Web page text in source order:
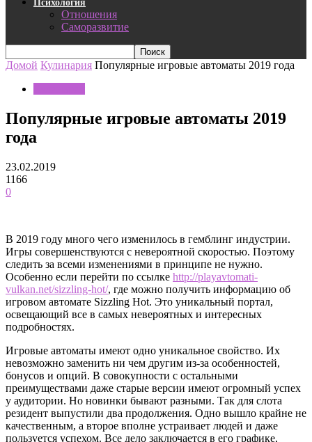
Психология
Отношения
Саморазвитие
Домой Кулинария Популярные игровые автоматы 2019 года
Популярные игровые автоматы 2019
года
23.02.2019
1166
0
В 2019 году много чего изменилось в гемблинг индустрии.
Игры совершенствуются с невероятной скоростью. Поэтому
следить за всеми изменениями в принципе не нужно.
Особенно если перейти по ссылке http://playavtomati-
vulkan.net/sizzling-hot/, где можно получить информацию об
игровом автомате Sizzling Hot. Это уникальный портал,
освещающий все в самых невероятных и интересных
подробностях.
Игровые автоматы имеют одно уникальное свойство. Их
невозможно заменить ни чем другим из-за особенностей,
бонусов и опций. В совокупности с остальными
преимуществами даже старые версии имеют огромный успех
у аудитории. Но новинки бывают разными. Так для слота
резидент выпустили два продолжения. Одно вышло крайне не
качественным, а второе вполне устраивает людей и даже
пользуется успехом. Все дело заключается в его графике,